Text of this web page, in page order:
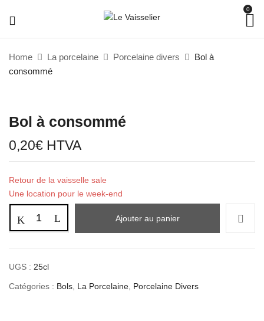
0
Home La porcelaine Porcelaine divers
Bol à
consommé
Bol à consommé
0,20€ HTVA
Retour de la vaisselle sale
Une location pour le week-end
Ajouter au panier
UGS : 25cl
Catégories : Bols La Porcelaine Porcelaine Divers